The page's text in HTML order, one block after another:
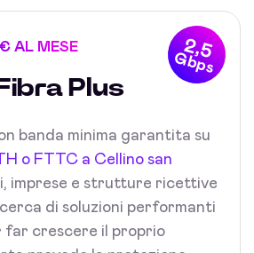
2,5
Gbps
AL MESE
Plus
banda minima garantita su
o FTTC a Cellino san
imprese e strutture ricettive
di soluzioni performanti
far crescere il proprio